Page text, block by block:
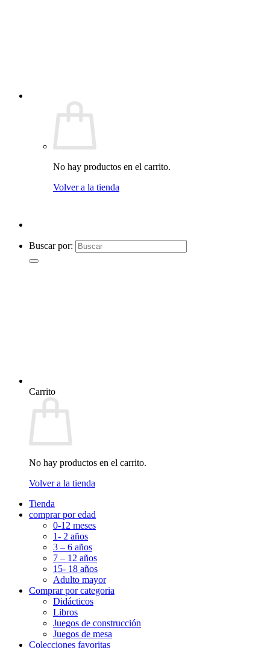
No hay productos en el carrito.
Volver a la tienda
Buscar por:
Carrito
No hay productos en el carrito.
Volver a la tienda
Tienda
comprar por edad
0-12 meses
1- 2 años
3 – 6 años
7 – 12 años
15- 18 años
Adulto mayor
Comprar por categoria
Didácticos
Libros
Juegos de construcción
Juegos de mesa
Colecciones favoritas